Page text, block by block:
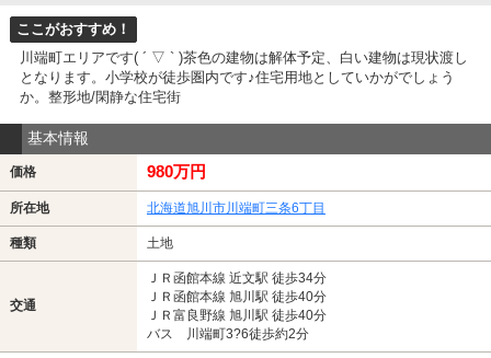
ここがおすすめ！
川端町エリアです( ´ ▽ ` )茶色の建物は解体予定、白い建物は現状渡し
となります。小学校が徒歩圏内です♪住宅用地としていかがでしょう
か。整形地/閑静な住宅街
基本情報
価格 980万円
所在地 北海道旭川市川端町三条6丁目
種類 土地
交通
ＪＲ函館本線 近文駅 徒歩34分
ＪＲ函館本線 旭川駅 徒歩40分
ＪＲ富良野線 旭川駅 徒歩40分
バス 川端町3?6徒歩約2分